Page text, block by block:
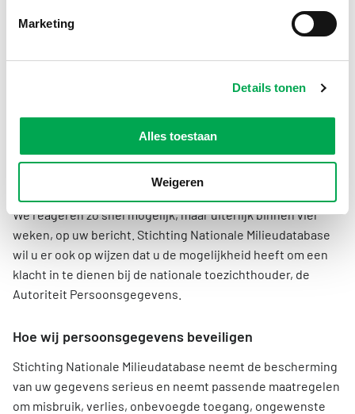
Marketing
Details tonen
Alles toestaan
Weigeren
Ter verificatie van de identiteit kan NMD om aanvullende
gegevens (zoals BSN) dienen te worden afgeschermd. Dit
ter bescherming van uw privacy.
Indien u van mening bent dat NMD niet handelt in
overeenstemming met de AVG, kan een klacht worden
ingediend bij de Autoriteit Persoonsgegevens
We reageren zo snel mogelijk, maar uiterlijk binnen vier
weken, op uw bericht. Stichting Nationale Milieudatabase
wil u er ook op wijzen dat u de mogelijkheid heeft om een
klacht in te dienen bij de nationale toezichthouder, de
Autoriteit Persoonsgegevens.
Hoe wij persoonsgegevens beveiligen
Stichting Nationale Milieudatabase neemt de bescherming
van uw gegevens serieus en neemt passende maatregelen
om misbruik, verlies, onbevoegde toegang, ongewenste